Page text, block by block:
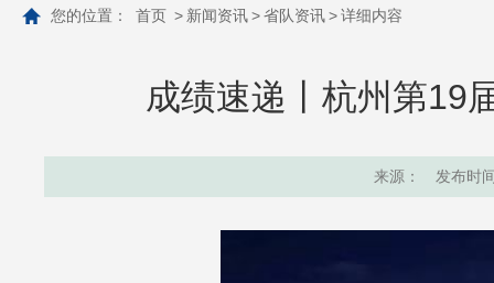
您的位置： 首页 > 新闻资讯>省队资讯>详细内容
成绩速递丨杭州第19
来源： 发布时